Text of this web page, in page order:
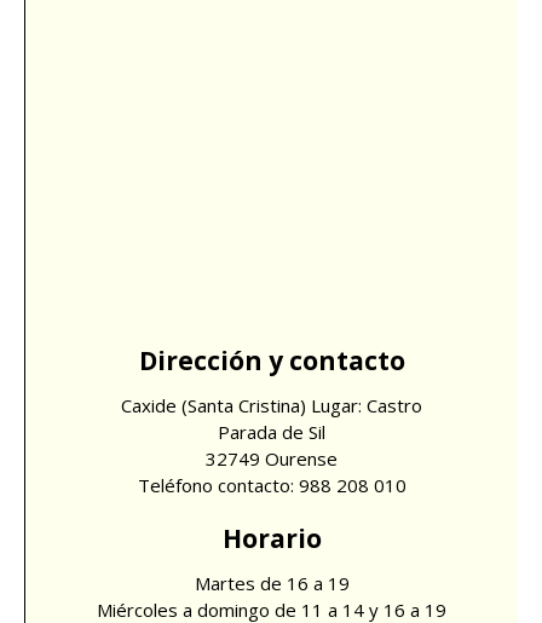
Dirección y contacto
Caxide (Santa Cristina) Lugar: Castro
Parada de Sil
32749 Ourense
Teléfono contacto: 988 208 010
Horario
Martes de 16 a 19
Miércoles a domingo de 11 a 14 y 16 a 19